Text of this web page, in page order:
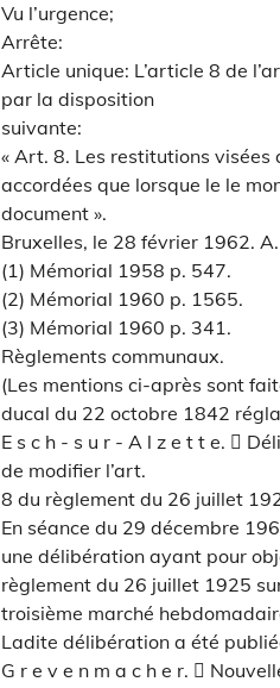
Vu l’urgence;
Arrête:
Article unique: L’article 8 de
par la disposition
suivante:
« Art. 8. Les restitutions
accordées que lorsque le le
document ».
Bruxelles, le 28 février 1962. A.
(1) Mémorial 1958 p. 547.
(2) Mémorial 1960 p. 1565.
(3) Mémorial 1960 p. 341.
Règlements communaux.
(Les mentions ci-après sont
ducal du 22 octobre 1842
E s c h - s u r - A l z e t t e. 
de modifier l’art.
8 du règlement du 26 juillet
En séance du 29 décembre
une délibération ayant pour
règlement du 26 juillet 1925
troisième marché
Ladite délibération a été
G r e v e n m a c h e r. 